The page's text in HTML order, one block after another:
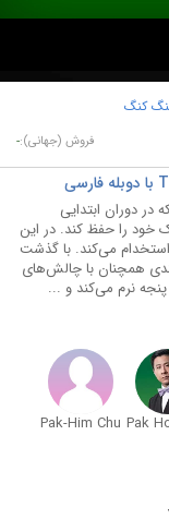
کنگ
فروش (جهانی):-
دوران ابتدایی
کوچک خود را حفظ کند. در این
استخدام می‌کند. با گذشت
همچنان با چالش‌های
نرم می‌کند و ...
Pak
Pak-Him Chu